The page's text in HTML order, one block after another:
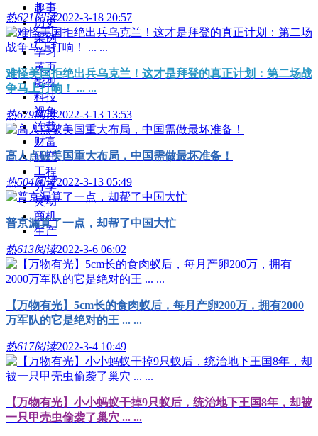
趣事
历史
案例
学习
黄页
影视
科技
视角
连载
财富
研究
工程
分享
灵动
商机
生产
热621阅读2022-3-18 20:57
难怪美国拒绝出兵乌克兰！这才是拜登的真正计划：第二场战
争马上打响！ ... ...
热679阅读2022-3-13 13:53
高人点破美国重大布局，中国需做最坏准备！
热504阅读2022-3-13 05:49
普京漏算了一点，却帮了中国大忙
热613阅读2022-3-6 06:02
【万物有光】5cm长的食肉蚁后，每月产卵200万，拥有2000
万军队的它是绝对的王 ... ...
热617阅读2022-3-4 10:49
【万物有光】小小蚂蚁干掉9只蚁后，统治地下王国8年，却被
一只甲壳虫偷袭了巢穴 ... ...